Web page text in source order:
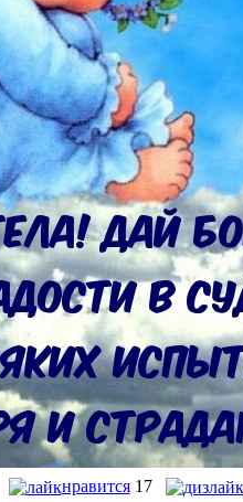
нравится 17